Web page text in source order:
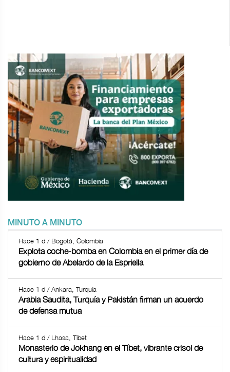
MINUTO A MINUTO
Hace 1 d / Bogotá, Colombia
Explota coche-bomba en Colombia en el primer día de
gobierno de Abelardo de la Espriella
Hace 1 d / Ankara, Turquía
Arabia Saudita, Turquía y Pakistán firman un acuerdo
de defensa mutua
Hace 1 d / Lhasa, Tíbet
Monasterio de Jokhang en el Tíbet, vibrante crisol de
cultura y espiritualidad